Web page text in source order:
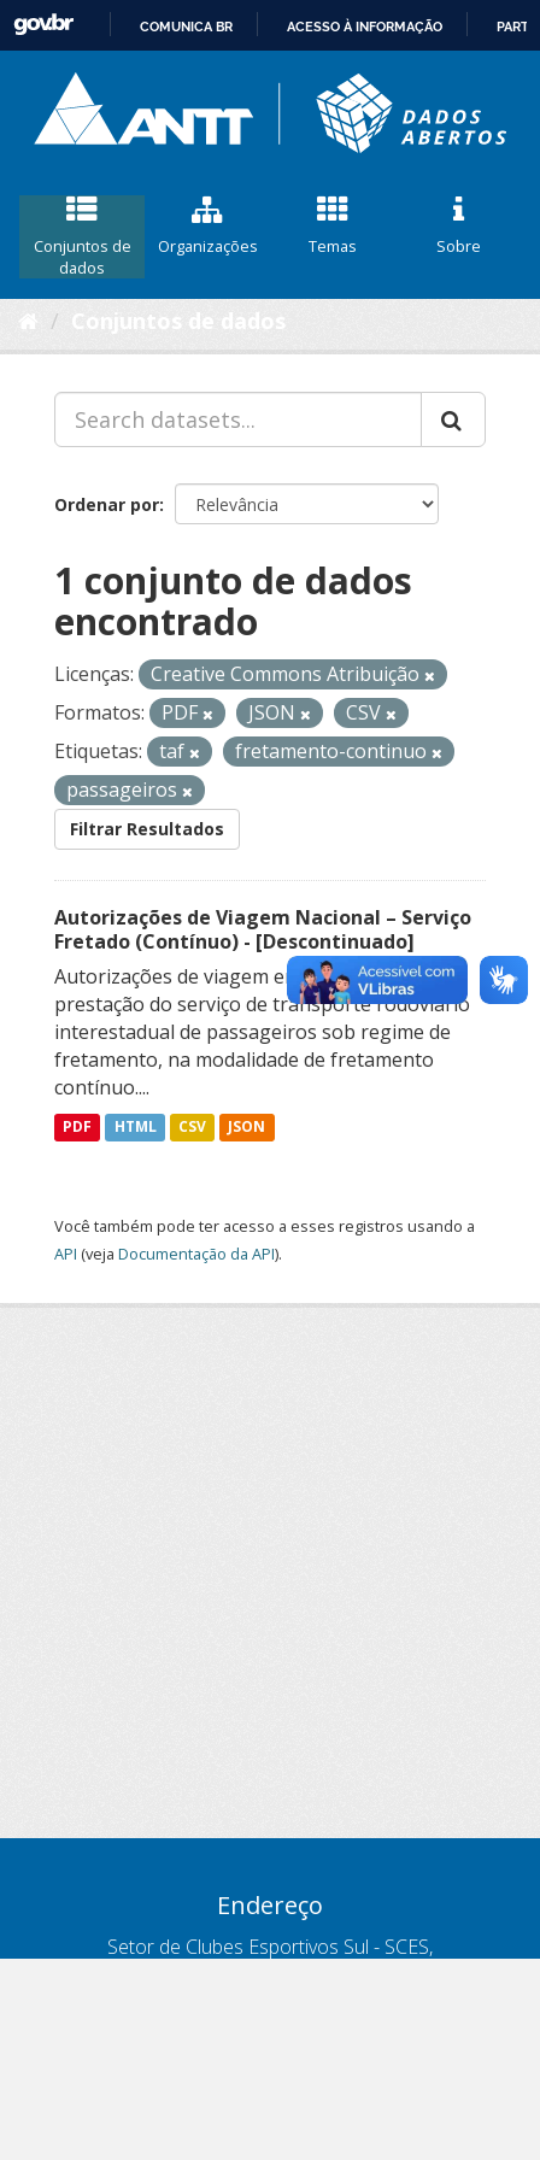
CONTEÚDO
COMUNICA BR ACESSO À INFORMAÇÃO
Conjuntos de
dados
Organizações Temas Sobre
Ordenar por
1 conjunto de dados
encontrado
Licenças:
Creative Commons Atribuição
Formatos:
PDF JSON
CSV
Etiquetas:
taf
fretamento-continuo
passageiros
Filtrar Resultados
Autorizações de Viagem Nacional – Serviço
Fretado (Contínuo) - [Descontinuado]
Autorizações de viagem emitidas para a
prestação do serviço de transporte rodoviário
interestadual de passageiros sob regime de
fretamento, na modalidade de fretamento
contínuo....
PDF HTML CSV JSON
Você também pode ter acesso a esses registros usando a
API (veja Documentação da API).
Endereço
Setor de Clubes Esportivos Sul - SCES,